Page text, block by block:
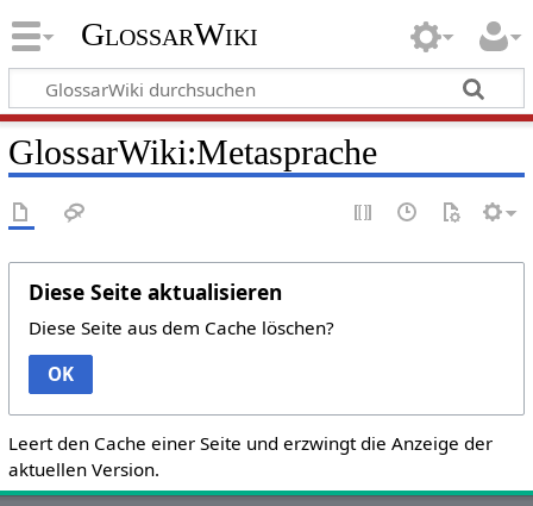
GlossarWiki
GlossarWiki:Metasprache
Diese Seite aktualisieren
Diese Seite aus dem Cache löschen?
OK
Leert den Cache einer Seite und erzwingt die Anzeige der
aktuellen Version.